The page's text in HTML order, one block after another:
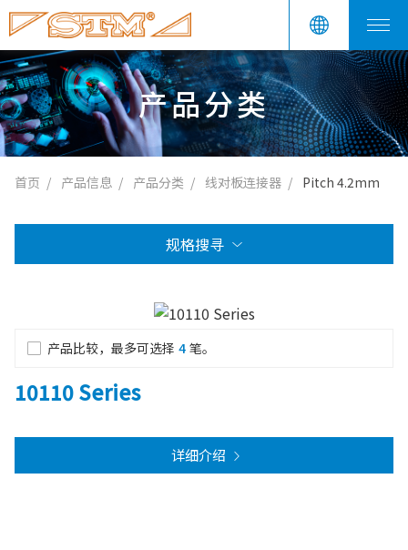
产品分类
首页 产品信息 产品分类 线对板连接器 Pitch 4.2mm
规格搜寻
产品比较，最多可选择 4 笔。
10110 Series
详细介绍